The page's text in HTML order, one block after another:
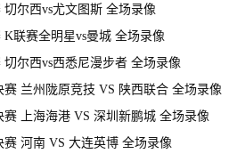
切尔西vs尤文图斯 全场录像
K联赛全明星vs曼城 全场录像
切尔西vs西悉尼漫步者 全场录像
赛 兰州陇原竞技 VS 陕西联合 全场录像
赛 上海海港 VS 深圳新鹏城 全场录像
赛 河南 VS 大连英博 全场录像